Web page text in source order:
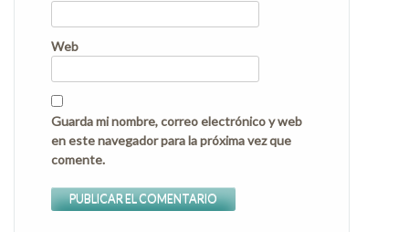
Web
Guarda mi nombre, correo electrónico y web
en este navegador para la próxima vez que
comente.